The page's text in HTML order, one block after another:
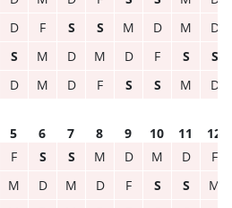
D F S S M D M
D
S M D M D F S
S
D M D F S S M D
5 6 7 8 9 10 11
12
F S S M D M D
F
M D M D F S S
M